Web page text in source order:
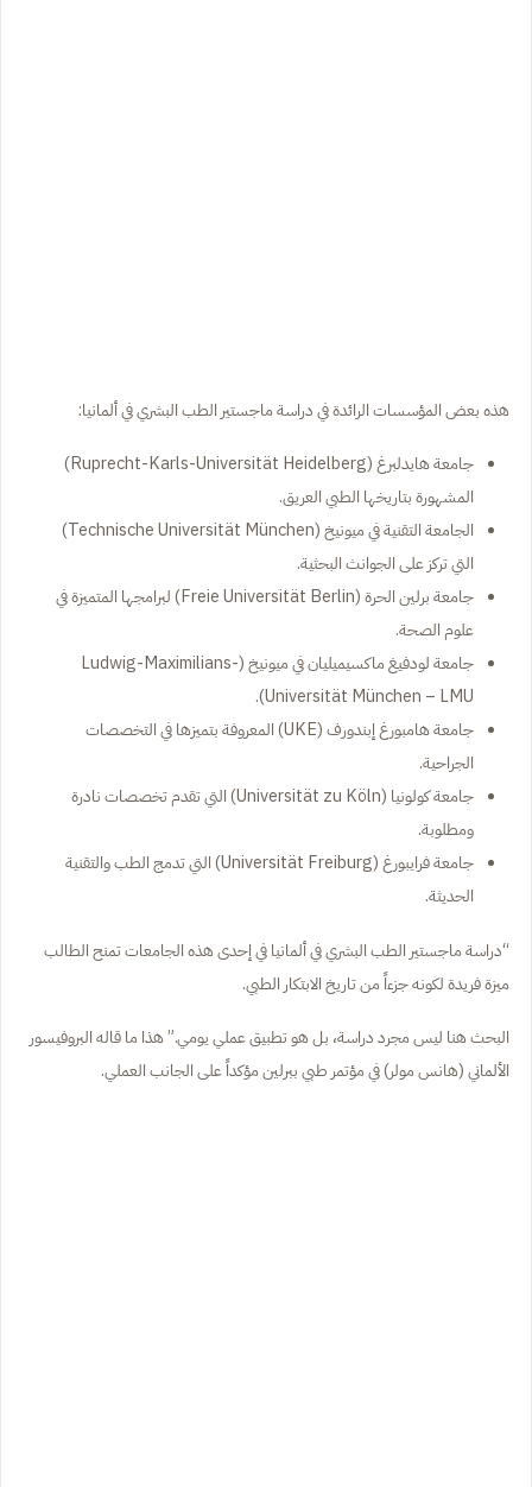
هذه بعض المؤسسات الرائدة في دراسة ماجستير الطب البشري في ألمانيا:
جامعة هايدلبرغ (Ruprecht-Karls-Universität Heidelberg)
المشهورة بتاريخها الطبي العريق.
الجامعة التقنية في ميونيخ (Technische Universität München)
التي تركز على الجوانث البحثية.
جامعة برلين الحرة (Freie Universität Berlin) لبرامجها المتميزة في
علوم الصحة.
جامعة لودفيغ ماكسيميليان في ميونيخ (Ludwig-Maximilians-
Universität München – LMU).
جامعة هامبورغ إبندورف (UKE) المعروفة بتميزها في التخصصات
الجراحية.
جامعة كولونيا (Universität zu Köln) التي تقدم تخصصات نادرة
ومطلوبة.
جامعة فرايبورغ (Universität Freiburg) التي تدمج الطب والتقنية
الحديثة.
“دراسة ماجستير الطب البشري في ألمانيا في إحدى هذه الجامعات تمنح الطالب
ميزة فريدة لكونه جزءاً من تاريخ الابتكار الطبي.
البحث هنا ليس مجرد دراسة، بل هو تطبيق عملي يومي.” هذا ما قاله البروفيسور
الألماني (هانس مولر) في مؤتمر طبي ببرلين مؤكداً على الجانب العملي.